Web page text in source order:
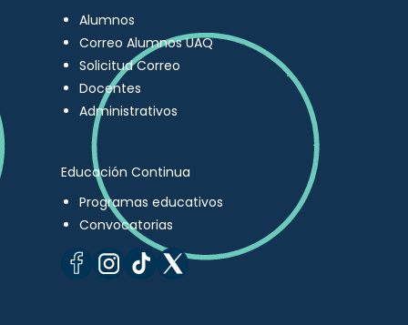
Alumnos
Correo Alumnos UAQ
Solicitud Correo
Docentes
Administrativos
Educación Continua
Programas educativos
Convocatorias